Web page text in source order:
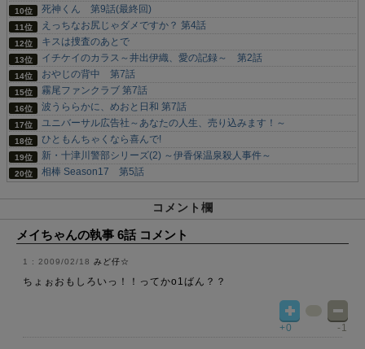
死神くん 第9話(最終回)
えっちなお尻じゃダメですか？ 第4話
キスは捜査のあとで
イチケイのカラス～井出伊織、愛の記録～ 第2話
おやじの背中 第7話
霧尾ファンクラブ 第7話
波うららかに、めおと日和 第7話
ユニバーサル広告社～あなたの人生、売り込みます！～
ひともんちゃくなら喜んで!
新・十津川警部シリーズ(2) ～伊香保温泉殺人事件～
相棒 Season17 第5話
コメント欄
メイちゃんの執事 6話 コメント
2009/02/18 みど仔☆
ちょぉおもしろいっ！！ってかo1ばん？？
+0 -1